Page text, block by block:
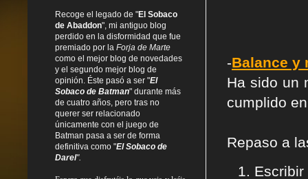
-Balance y
Ha sido un
cumplido
Repaso a
Recoge el legado de "El Sobaco
de Abaddon", mi antiguo blog
perdido en la disformidad que fue
premiado por la Forja de Marte
como el mejor blog de novedades
y el segundo mejor blog de
opinión. Éste pasó a ser "El
Sobaco de Batman" durante más
de cuatro años, pero tras no
querer ser relacionado
únicamente con el juego de
Batman pasa a ser de forma
definitiva como "El Sobaco de
Darel".